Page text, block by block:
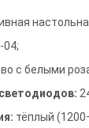
04;
с белыми
тёплый